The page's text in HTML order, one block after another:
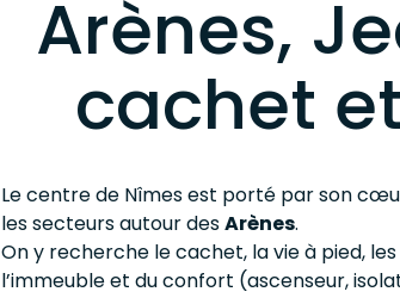
Arènes,
cachet
Le centre de Nîmes est porté par son
les secteurs autour desArènes.
On y recherche le cachet, la vie à pied,
l’immeuble et du confort (ascenseur,